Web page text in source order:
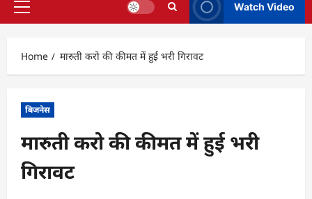
Primary
Watch Video
Home मारुती करो की कीमत में हुई भरी गिरावट
बिजनेस
मारुती करो की कीमत में हुई भरी
गिरावट